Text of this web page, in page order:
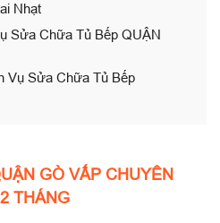
Nhạt
Sửa Chữa Tủ Bếp QUẬN
Vụ Sửa Chữa Tủ Bếp
GÒ VẤP CHUYÊN
THÁNG